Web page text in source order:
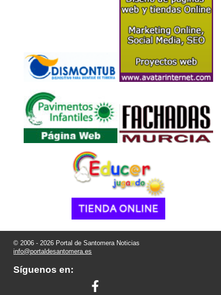
© 2006 - 2026 Portal de Santomera Noticias
info@portaldesantomera.es
Síguenos en: